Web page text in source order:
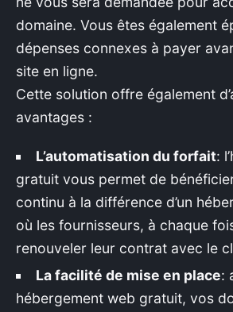
domaine. Vous êtes également
dépenses connexes à payer
site en ligne.
Cette solution offre également
avantages :
L’automatisation du forfait:
gratuit vous permet de
continu à la différence d’un
où les fournisseurs, à chaque
renouveler leur contrat avec le
La facilité de mise en place:
hébergement web gratuit, vos